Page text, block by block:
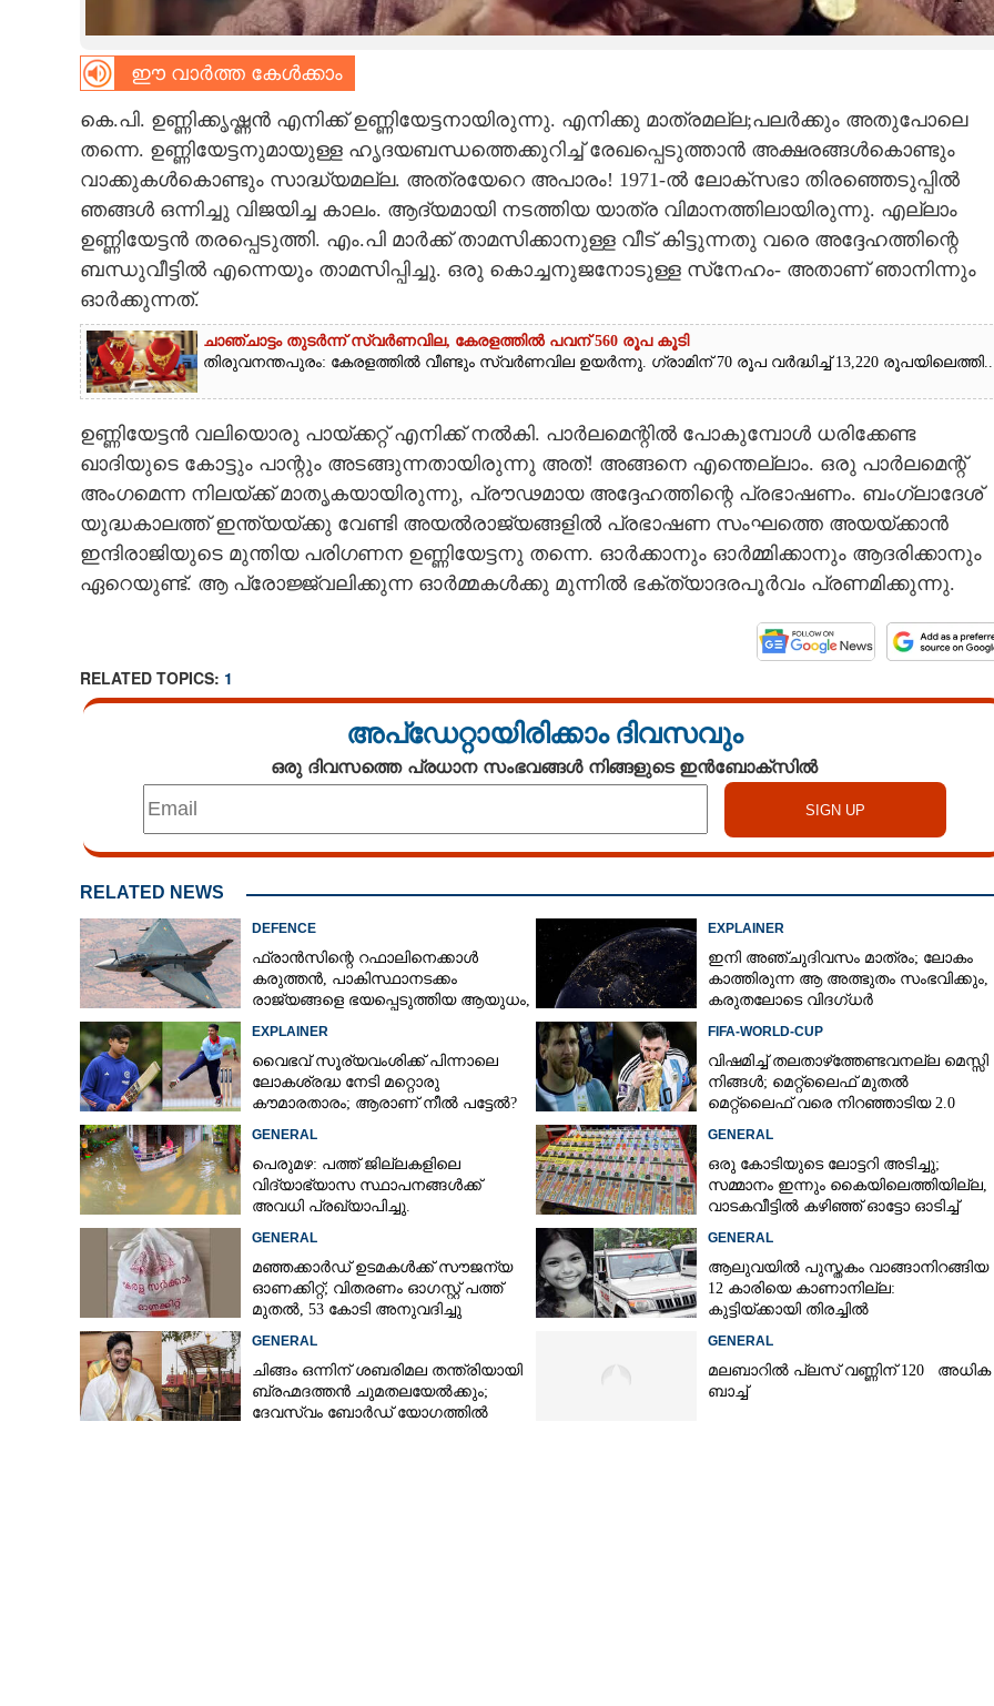
CARTOONS
LITERATURE
CONTACT US
ഈ വാർത്ത കേൾക്കാം
കെ.പി. ഉണ്ണിക്കൃഷ്ണൻ എനിക്ക് ഉണ്ണിയേട്ടനായിരുന്നു. എനിക്കു മാത്രമല്ല;പലർക്കും അതുപോലെ
തന്നെ. ഉണ്ണിയേട്ടനുമായുള്ള ഹൃദയബന്ധത്തെക്കുറിച്ച് രേഖപ്പെടുത്താൻ അക്ഷരങ്ങൾകൊണ്ടും
വാക്കുകൾകൊണ്ടും സാദ്ധ്യമല്ല. അത്രയേറെ അപാരം! 1971-ൽ ലോക്സഭാ തിരഞ്ഞെടുപ്പിൽ
ഞങ്ങൾ ഒന്നിച്ചു വിജയിച്ച കാലം. ആദ്യമായി നടത്തിയ യാത്ര വിമാനത്തിലായിരുന്നു. എല്ലാം
ഉണ്ണിയേട്ടൻ തരപ്പെടുത്തി. എം.പി മാർക്ക് താമസിക്കാനുള്ള വീട് കിട്ടുന്നതു വരെ അദ്ദേഹത്തിന്റെ
ബന്ധുവീട്ടിൽ എന്നെയും താമസിപ്പിച്ചു. ഒരു കൊച്ചനുജനോടുള്ള സ്‌നേഹം- അതാണ് ഞാനിന്നും
ഓർക്കുന്നത്.
ചാഞ്ചാട്ടം തുടർന്ന് സ്വർണവില, കേരളത്തിൽ പവന് 560 രൂപ കൂടി
തിരുവനന്തപുരം: കേരളത്തിൽ വീണ്ടും സ്വർണവില ഉയർന്നു. ഗ്രാമിന് 70 രൂപ വർദ്ധിച്ച് 13,220
ഉണ്ണിയേട്ടൻ വലിയൊരു പായ്ക്കറ്റ് എനിക്ക് നൽകി. പാർലമെന്റിൽ പോകുമ്പോൾ ധരിക്കേണ്ട
ഖാദിയുടെ കോട്ടും പാന്റും അടങ്ങുന്നതായിരുന്നു അത്! അങ്ങനെ എന്തെല്ലാം. ഒരു പാർലമെന്റ്
അംഗമെന്ന നിലയ്ക്ക് മാതൃകയായിരുന്നു,​ പ്രൗഢമായ അദ്ദേഹത്തിന്റെ പ്രഭാഷണം. ബംഗ്ലാദേശ്
യുദ്ധകാലത്ത് ഇന്ത്യയ്ക്കു വേണ്ടി അയൽരാജ്യങ്ങളിൽ പ്രഭാഷണ സംഘത്തെ അയയ്ക്കാൻ
ഇന്ദിരാജിയുടെ മുന്തിയ പരിഗണന ഉണ്ണിയേട്ടനു തന്നെ. ഓർക്കാനും ഓർമ്മിക്കാനും ആദരിക്കാനും
ഏറെയുണ്ട്. ആ പ്രോജ്ജ്വലിക്കുന്ന ഓർമ്മകൾക്കു മുന്നിൽ ഭക്ത്യാദരപൂർവം പ്രണമിക്കുന്നു.
RELATED TOPICS: 1
അപ്ഡേറ്റായിരിക്കാം ദിവസവും
ഒരു ദിവസത്തെ പ്രധാന സംഭവങ്ങൾ നിങ്ങളുടെ ഇൻബോക്സിൽ
RELATED NEWS
DEFENCE
ഫ്രാൻസിന്റെ റഫാലിനെക്കാൾ
കരുത്തൻ,​ പാകിസ്ഥാനടക്കം
രാജ്യങ്ങളെ ഭയപ്പെടുത്തിയ ആയുധം,​
EXPLAINER
ഇനി അഞ്ചുദിവസം മാത്രം; ലോകം
കാത്തിരുന്ന ആ അത്ഭുതം സംഭവിക്കും,
കരുതലോടെ വിദഗ്ധർ
EXPLAINER
വൈഭവ് സൂര്യവംശിക്ക് പിന്നാലെ
ലോകശ്രദ്ധ നേടി മറ്റൊരു
കൗമാരതാരം; ആരാണ് നീൽ പട്ടേൽ?
FIFA-WORLD-CUP
വിഷമിച്ച് തലതാഴ്‌ത്തേണ്ടവനല്ല മെസ്സി
നിങ്ങള്‍; മെറ്റ്‌ലൈഫ് മുതല്‍
മെറ്റ്‌ലൈഫ് വരെ നിറഞ്ഞാടിയ 2.0
GENERAL
പെരുമഴ: പത്ത് ജില്ലകളിലെ
വിദ്യാഭ്യാസ സ്ഥാപനങ്ങൾക്ക്
അവധി പ്രഖ്യാപിച്ചു.
GENERAL
ഒരു കോടിയുടെ ലോട്ടറി അടിച്ചു;
സമ്മാനം ഇന്നും കൈയിലെത്തിയില്ല,
വാടകവീട്ടിൽ കഴിഞ്ഞ് ഓട്ടോ ഓടിച്ച്
GENERAL
മഞ്ഞക്കാർഡ് ഉടമകൾക്ക് സൗജന്യ
ഓണക്കിറ്റ്; വിതരണം ഓഗസ്റ്റ് പത്ത്
മുതൽ, 53 കോടി അനുവദിച്ചു
GENERAL
ആലുവയിൽ പുസ്തകം വാങ്ങാനിറങ്ങിയ
12 കാരിയെ കാണാനില്ല:
കുട്ടിയ്ക്കായി തിരച്ചിൽ
GENERAL
ചിങ്ങം ഒന്നിന് ശബരിമല തന്ത്രിയായി
ബ്രഹ്മദത്തൻ ചുമതലയേൽക്കും;
ദേവസ്വം ബോർഡ് യോഗത്തിൽ
GENERAL
മലബാറിൽ പ്ലസ് വണ്ണിന് 120 അധിക
ബാച്ച്
ഞങ്ങളുടെ ഉണ്ണിയേട്ടൻ
Copy Link